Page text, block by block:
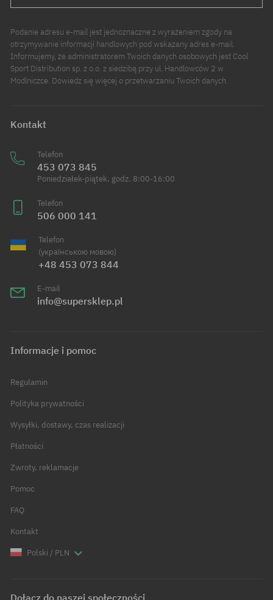
Podanie adresu e-mail jest jednoznaczne z wyrażeniem zgody na
otrzymywanie informacji handlowych pod wskazany adres e-mail.
Informujemy, że administratorem Twoich danych osobowych jest Cool
Sport Distribution sp. z o.o. z siedzibą przy ul. Handlowców 2 w
Modlniczce. Dowiedz się więcej o przetwarzaniu Twoich danych.
Kontakt
Telefon
453 073 845
Poniedziałek-piątek, godz. 8:00-16:00
Telefon
506 000 141
Telefon
(українською мовою)
+48 453 073 844
E-mail
info@supersklep.pl
Informacje i pomoc
Regulamin
Polityka prywatności
Wysyłki, dostawy, czas realizacji
Płatności
Zwroty, reklamacje
Pomoc
FAQ
Kontakt
Polski / PLN